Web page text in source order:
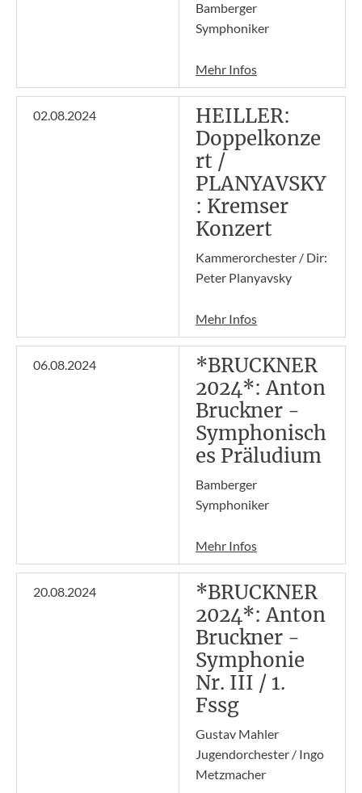
Bamberger
Symphoniker
Mehr Infos
02.08.2024
HEILLER:
Doppelkonze
rt /
PLANYAVSKY
: Kremser
Konzert
Kammerorchester / Dir:
Peter Planyavsky
Mehr Infos
06.08.2024
*BRUCKNER
2024*: Anton
Bruckner -
Symphonisch
es Präludium
Bamberger
Symphoniker
Mehr Infos
20.08.2024
*BRUCKNER
2024*: Anton
Bruckner -
Symphonie
Nr. III / 1.
Fssg
Gustav Mahler
Jugendorchester / Ingo
Metzmacher